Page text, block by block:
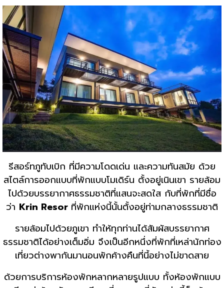
รีสอร์ทภูทับเบิก ที่มีความโดดเด่น และความทันสมัย ด้วย
สไตล์การออกแบบที่พักแบบโมเดิร์น ตั้งอยู่เนินเขา รายล้อม
ไปด้วยบรรยากาศธรรมชาติที่แสนจะสดใส กับที่พักที่มีชื่อ
ว่า Krin Resor ที่พักแห่งนี้นั้นตั้งอยู่ท่ามกลางธรรมชาติ
รายล้อมไปด้วยภูเขา ทำให้ทุกท่านได้สัมผัสบรรยากาศ
ธรรมชาติได้อย่างเต็มอิ่ม จึงเป็นอีกหนึ่งที่พักที่เหล่านักท่อง
เที่ยวต่างพากันมานอนพักค้างคืนที่นี้อย่างไม่ขาดสาย
ด้วยการบริการห้องพักหลากหลายรูปแบบ ทั้งห้องพักแบบ